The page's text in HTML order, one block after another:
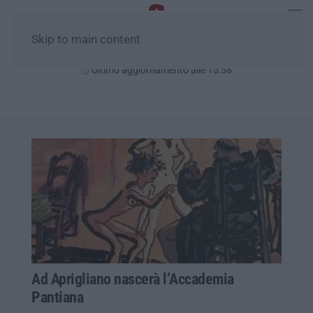
Skip to main content
Ultimo aggiornamento alle 15:38
Ad Aprigliano nascerà l’Accademia
Pantiana